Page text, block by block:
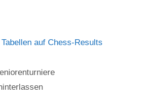
auf Chess-Results